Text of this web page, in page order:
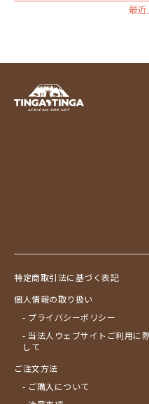
最
特定商取引法に基づく表記
個人情報の取り扱い
- プライバシーポリシー
- 当法人ウェブサイトご利用に
して
ご注文方法
- ご購入について